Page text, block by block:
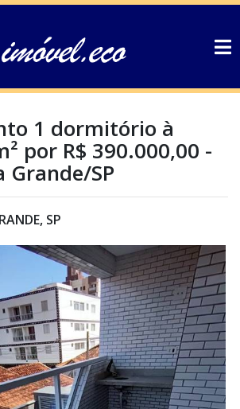
1 dormitório à
por R$ 390.000,00 -
Grande/SP
SP